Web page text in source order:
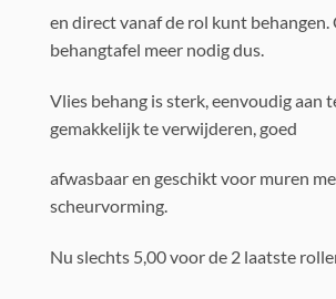
en direct vanaf de rol kunt behangen.
behangtafel meer nodig dus.
Vlies behang is sterk, eenvoudig aan
gemakkelijk te verwijderen, goed
afwasbaar en geschikt voor muren
scheurvorming.
Nu slechts 5,00 voor de 2 laatste